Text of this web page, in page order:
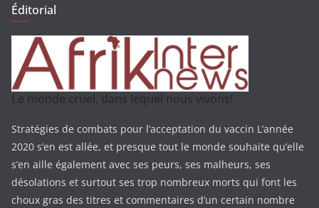
Éditorial
Le monde cruel, dans lequel nous vivons!
Stratégies de combats pour l’acceptation du vaccin L’année
2020 s’en est allée, et presque tout le monde souhaite qu’elle
s’en aille également avec ses peurs, ses malheurs, ses
désolations et surtout ses trop nombreux morts qui font les
choux gras des titres et commentaires d’un certain nombre